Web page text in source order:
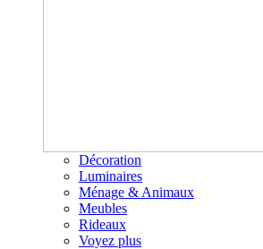
Décoration
Luminaires
Ménage & Animaux
Meubles
Rideaux
Voyez plus